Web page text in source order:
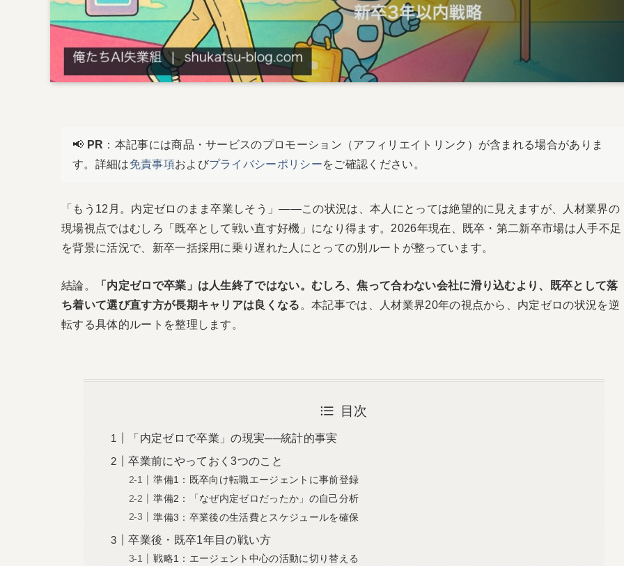
📢 PR ：本記事には商品・サービスのプロモーション（アフィリエイトリンク）が含まれる場合がありま
す。詳細は免責事項およびプライバシーポリシーをご確認ください。
「もう12月。内定ゼロのまま卒業しそう」――この状況は、本人にとっては絶望的に見えますが、人材業界の
現場視点ではむしろ「既卒として戦い直す好機」になり得ます。2026年現在、既卒・第二新卒市場は人手不足
を背景に活況で、新卒一括採用に乗り遅れた人にとっての別ルートが整っています。
結論。
「内定ゼロで卒業」は人生終了ではない。むしろ、焦って合わない会社に滑り込むより、既卒として落
ち着いて選び直す方が長期キャリアは良くなる 。本記事では、人材業界20年の視点から、内定ゼロの状況を逆
転する具体的ルートを整理します。
目次
「内定ゼロで卒業」の現実──統計的事実
卒業前にやっておく3つのこと
準備1：既卒向け転職エージェントに事前登録
準備2：「なぜ内定ゼロだったか」の自己分析
準備3：卒業後の生活費とスケジュールを確保
卒業後・既卒1年目の戦い方
戦略1：エージェント中心の活動に切り替える